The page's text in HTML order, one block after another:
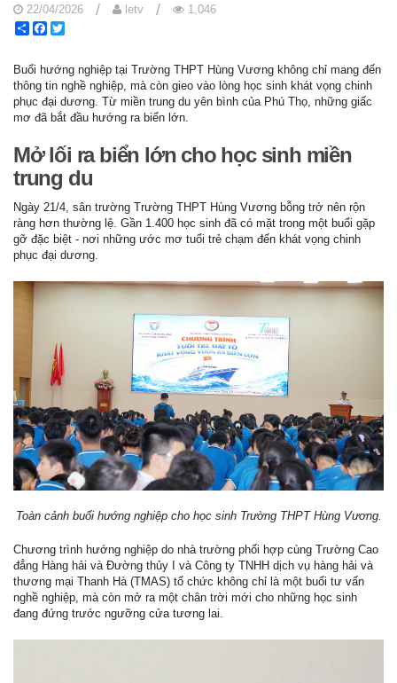
22/04/2026 / letv /
1,046
ShareFacebook
Buổi hướng nghiệp tại Trường THPT Hùng Vương không chỉ mang đến
thông tin nghề nghiệp, mà còn gieo vào lòng học sinh khát vọng chinh
phục đại dương. Từ miền trung du yên bình của Phú Thọ, những giấc
mơ đã bắt đầu hướng ra biển lớn.
Mở lối ra biển lớn cho học sinh miền
trung du
Ngày 21/4, sân trường Trường THPT Hùng Vương bỗng trở nên rộn
ràng hơn thường lệ. Gần 1.400 học sinh đã có mặt trong một buổi gặp
gỡ đặc biệt - nơi những ước mơ tuổi trẻ chạm đến khát vọng chinh
phục đại dương.
Toàn cảnh buổi hướng nghiệp cho học sinh Trường THPT Hùng Vương.
Chương trình hướng nghiệp do nhà trường phối hợp cùng Trường Cao
đẳng Hàng hải và Đường thủy I và Công ty TNHH dịch vụ hàng hải và
thương mại Thanh Hà (TMAS) tổ chức không chỉ là một buổi tư vấn
nghề nghiệp, mà còn mở ra một chân trời mới cho những học sinh
đang đứng trước ngưỡng cửa tương lai.